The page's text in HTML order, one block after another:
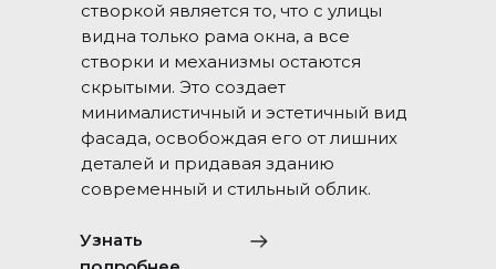
створкой является то, что с улицы
видна только рама окна, а все
створки и механизмы остаются
скрытыми. Это создает
минималистичный и эстетичный вид
фасада, освобождая его от лишних
деталей и придавая зданию
современный и стильный облик.
Узнать